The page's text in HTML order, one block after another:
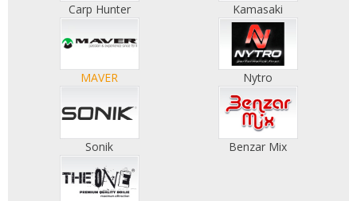
Carp Hunter Kamasaki
MAVER Nytro
Sonik Benzar Mix